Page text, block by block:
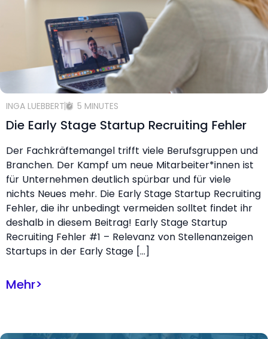
INGA LUEBBERT 5 MINUTES
Die Early Stage Startup Recruiting Fehler
Der Fachkräftemangel trifft viele Berufsgruppen und
Branchen. Der Kampf um neue Mitarbeiter*innen ist
für Unternehmen deutlich spürbar und für viele
nichts Neues mehr. Die Early Stage Startup Recruiting
Fehler, die ihr unbedingt vermeiden solltet findet ihr
deshalb in diesem Beitrag! Early Stage Startup
Recruiting Fehler #1 – Relevanz von Stellenanzeigen
Startups in der Early Stage […]
Mehr>